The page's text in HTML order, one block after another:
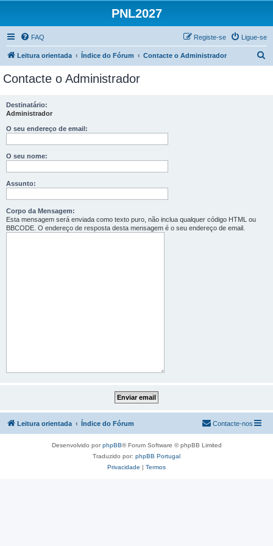
PNL2027
FAQ Ligue-se
Registe-se
Leitura orientada Índice do Fórum Contacte o Administrador
Contacte o Administrador
Destinatário:
Administrador
O seu endereço de email:
O seu nome:
Assunto:
Corpo da Mensagem:
Esta mensagem será enviada como texto puro, não inclua qualquer código HTML ou
BBCODE. O endereço de resposta desta mensagem é o seu endereço de email.
Leitura orientada Índice do Fórum Contacte-nos
Desenvolvido porphpBB® Forum Software © phpBB Limited
Traduzido por: phpBB Portugal
Privacidade | Termos